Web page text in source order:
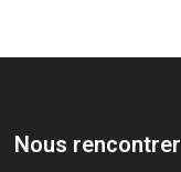
Nous rencontrer